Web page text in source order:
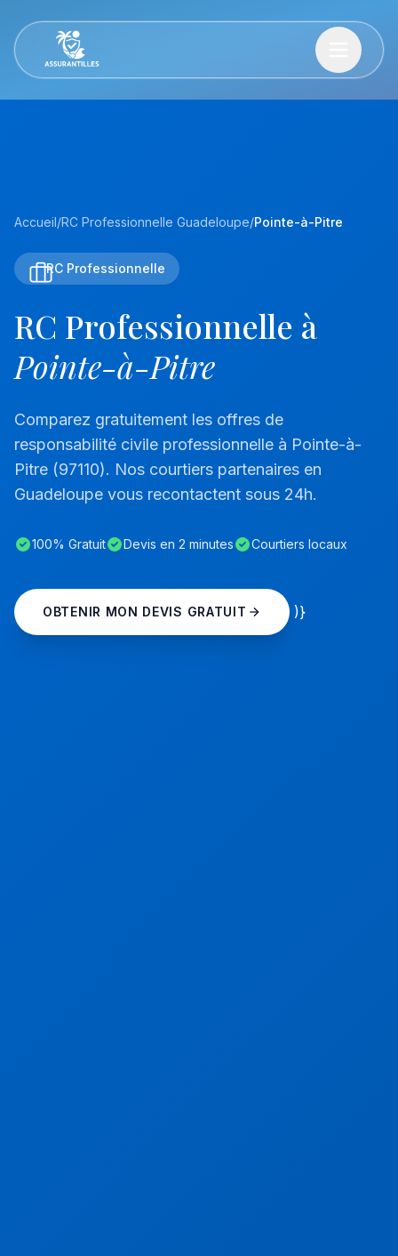
Accueil/RC Professionnelle Guadeloupe/Pointe-à-Pitre
RC Professionnelle
RC Professionnelle à
Pointe-à-Pitre
Comparez gratuitement les offres de
responsabilité civile professionnelle à Pointe-à-
Pitre (97110). Nos courtiers partenaires en
Guadeloupe vous recontactent sous 24h.
100% Gratuit Devis en 2 minutes Courtiers locaux
OBTENIR MON DEVIS GRATUIT )}